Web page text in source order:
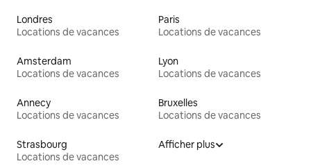
Londres
Locations de vacances
Paris
Locations de vacances
Amsterdam
Locations de vacances
Lyon
Locations de vacances
Annecy
Locations de vacances
Bruxelles
Locations de vacances
Strasbourg
Locations de vacances
Afficher plus